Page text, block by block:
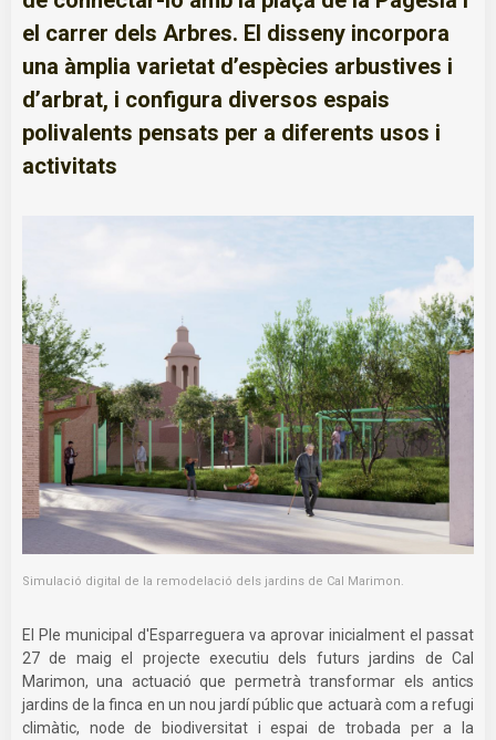
el carrer dels Arbres. El disseny incorpora
una àmplia varietat d’espècies arbustives i
d’arbrat, i configura diversos espais
polivalents pensats per a diferents usos i
activitats
Simulació digital de la remodelació dels jardins de Cal Marimon.
El Ple municipal d'Esparreguera va aprovar inicialment el passat
27 de maig el projecte executiu dels futurs jardins de Cal
Marimon, una actuació que permetrà transformar els antics
jardins de la finca en un nou jardí públic que actuarà com a refugi
climàtic, node de biodiversitat i espai de trobada per a la